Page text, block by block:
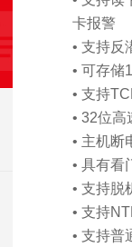
卡报警
• 支持反
• 可存储
• 支持
• 32位
• 主机断
• 具有看
• 支持脱
• 支持
• 支持普